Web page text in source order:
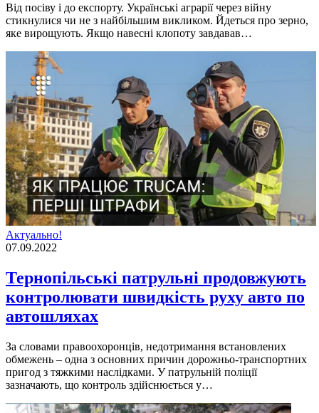
Вiд посiву i до експорту. Українськi аграрiї через вiйну
стикнулися чи не з найбiльшим викликом. Йдеться про зерно,
яке вирощують. Якщо навеснi клопоту завдавав…
Актуально!
07.09.2022
Тернопільські патрульні продовжують
контролювати швидкість руху авто по
автошляхах
За словами правоохоронцiв, недотримання встановлених
обмежень – одна з основних причин дорожньо-транспортних
пригод з тяжкими наслiдками. У патрульнiй полiцiї
зазначають, що контроль здiйснюється у…